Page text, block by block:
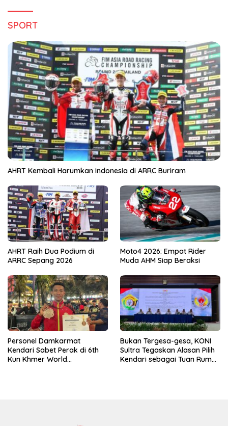
SPORT
AHRT Kembali Harumkan Indonesia di ARRC Buriram
AHRT Raih Dua Podium di
ARRC Sepang 2026
Moto4 2026: Empat Rider
Muda AHM Siap Beraksi
Personel Damkarmat
Kendari Sabet Perak di 6th
Kun Khmer World
Bukan Tergesa-gesa, KONI
Sultra Tegaskan Alasan Pilih
Kendari sebagai Tuan Rumah